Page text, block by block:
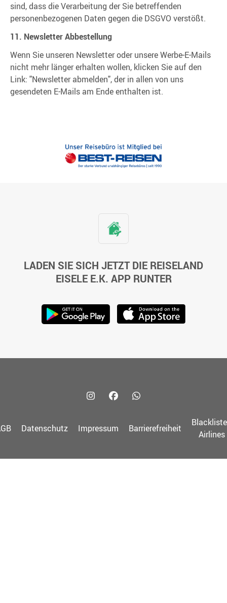
sind, dass die Verarbeitung der Sie betreffenden
personenbezogenen Daten gegen die DSGVO verstößt.
11. Newsletter Abbestellung
Wenn Sie unseren Newsletter oder unsere Werbe-E-Mails
nicht mehr länger erhalten wollen, klicken Sie auf den
Link: "Newsletter abmelden", der in allen von uns
gesendeten E-Mails am Ende enthalten ist.
LADEN SIE SICH JETZT DIE REISELAND
EISELE E.K. APP RUNTER
Datenschutz Impressum Barrierefreiheit
Airlines